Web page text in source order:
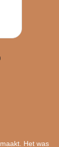
Het was